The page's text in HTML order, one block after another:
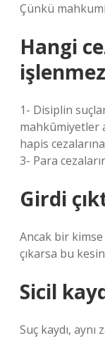
Çünkü
Hangi
1- Disiplin
mahkûmiyetler
hapis
3- Para
Girdi
Ancak bir
çıkarsa bu
Sicil
Suç kaydı, aynı